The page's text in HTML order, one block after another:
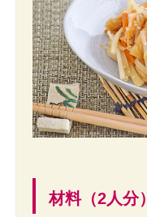
材料（2人分）